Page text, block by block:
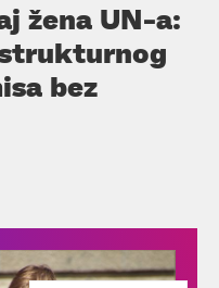
žena UN-a:
bez